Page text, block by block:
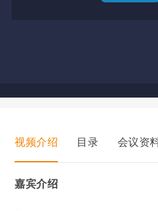
视频介绍 目录 会议资
嘉宾介绍